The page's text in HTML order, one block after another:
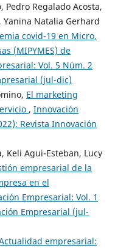
Regalado Acosta,
Yanina Natalia Gerhard
covid-19 en Micro,
(MIPYMES) de
Vol. 5 Núm. 2
(jul-dic)
El marketing
, Innovación
Revista Innovación
Keli Agui-Esteban, Lucy
empresarial de la
en el
Empresarial: Vol. 1
Empresarial (jul-
empresarial: